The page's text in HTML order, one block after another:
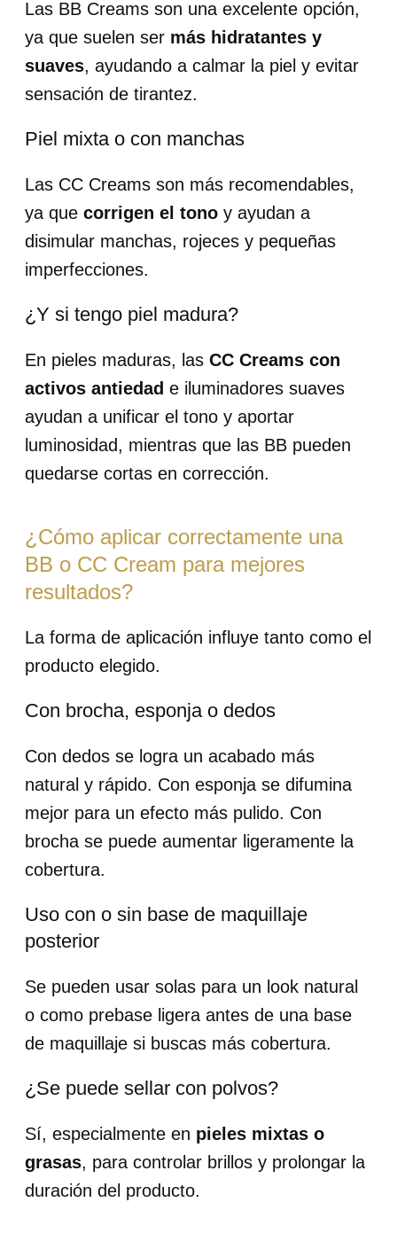
Las BB Creams son una excelente opción,
ya que suelen ser más hidratantes y
suaves, ayudando a calmar la piel y evitar
sensación de tirantez.
Piel mixta o con manchas
Las CC Creams son más recomendables,
ya que corrigen el tono y ayudan a
disimular manchas, rojeces y pequeñas
imperfecciones.
¿Y si tengo piel madura?
En pieles maduras, las CC Creams con
activos antiedad e iluminadores suaves
ayudan a unificar el tono y aportar
luminosidad, mientras que las BB pueden
quedarse cortas en corrección.
¿Cómo aplicar correctamente una
BB o CC Cream para mejores
resultados?
La forma de aplicación influye tanto como el
producto elegido.
Con brocha, esponja o dedos
Con dedos se logra un acabado más
natural y rápido. Con esponja se difumina
mejor para un efecto más pulido. Con
brocha se puede aumentar ligeramente la
cobertura.
Uso con o sin base de maquillaje
posterior
Se pueden usar solas para un look natural
o como prebase ligera antes de una base
de maquillaje si buscas más cobertura.
¿Se puede sellar con polvos?
Sí, especialmente en pieles mixtas o
grasas, para controlar brillos y prolongar la
duración del producto.